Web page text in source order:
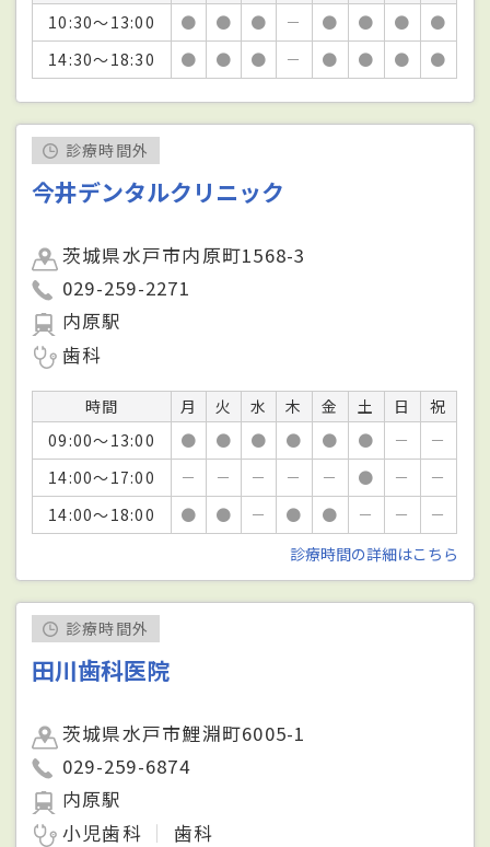
10:30～13:00
● ● ● － ● ● ●
●
14:30～18:30
● ● ● － ● ● ● ●
診療時間外
今井デンタルクリニック
茨城県水戸市内原町1568-3
029-259-2271
内原駅
歯科
時間 月 火 水 木 金 土 日
祝
09:00～13:00
● ● ● ● ● ● －
－
14:00～17:00
－ － － － － ● －
－
14:00～18:00
● ● － ● ● － －
－
診療時間の詳細はこちら
診療時間外
田川歯科医院
茨城県水戸市鯉淵町6005-1
029-259-6874
内原駅
小児歯科
歯科